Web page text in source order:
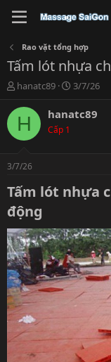
Rao vặt tổng hợp
Tấm lót nhựa
T
r
e
a
s
t
a
r
t
r
hanatc89
N
à
3/7/26
H hanatc89
Cấp 1
3/7/26
Tấm lót nhựa
động​